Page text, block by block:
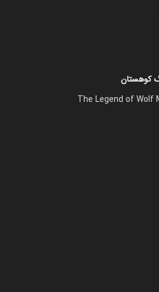
کوهستان
The Legend of Wolf